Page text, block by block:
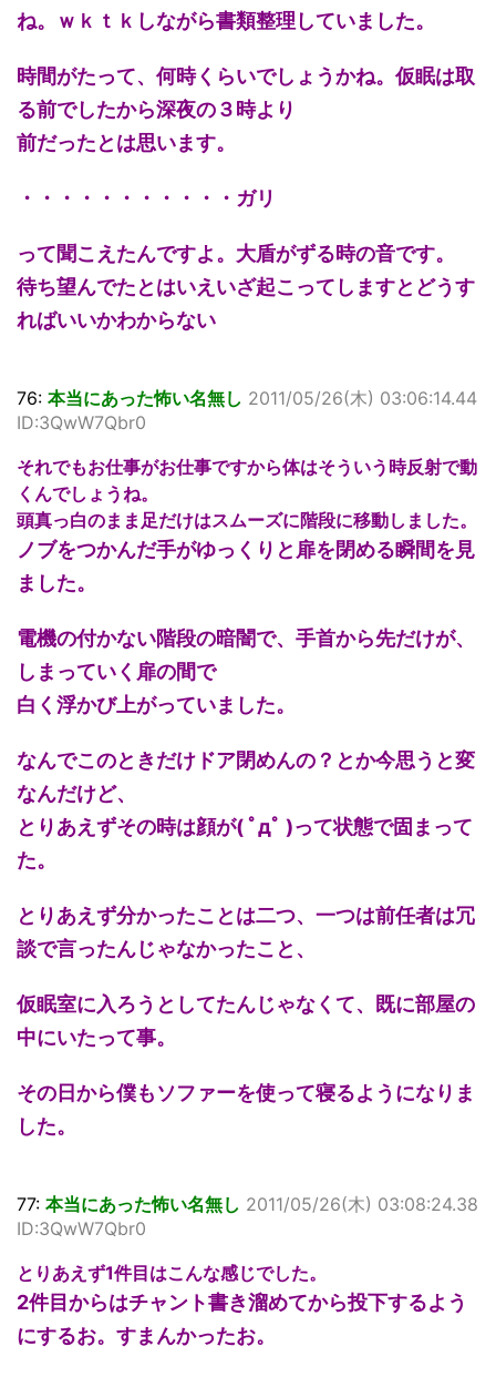
ね。ｗｋｔｋしながら書類整理していました。
時間がたって、何時くらいでしょうかね。仮眠は取
る前でしたから深夜の３時より
前だったとは思います。
・・・・・・・・・・・ガリ
って聞こえたんですよ。大盾がずる時の音です。
待ち望んでたとはいえいざ起こってしますとどうす
ればいいかわからない
76: 本当にあった怖い名無し 2011/05/26(木) 03:06:14.44
ID:3QwW7Qbr0
それでもお仕事がお仕事ですから体はそういう時反射で動
くんでしょうね。
頭真っ白のまま足だけはスムーズに階段に移動しました。
ノブをつかんだ手がゆっくりと扉を閉める瞬間を見
ました。
電機の付かない階段の暗闇で、手首から先だけが、
しまっていく扉の間で
白く浮かび上がっていました。
なんでこのときだけドア閉めんの？とか今思うと変
なんだけど、
とりあえずその時は顔が( ﾟдﾟ )って状態で固まって
た。
とりあえず分かったことは二つ、一つは前任者は冗
談で言ったんじゃなかったこと、
仮眠室に入ろうとしてたんじゃなくて、既に部屋の
中にいたって事。
その日から僕もソファーを使って寝るようになりま
した。
77: 本当にあった怖い名無し 2011/05/26(木) 03:08:24.38
ID:3QwW7Qbr0
とりあえず1件目はこんな感じでした。
2件目からはチャント書き溜めてから投下するよう
にするお。すまんかったお。